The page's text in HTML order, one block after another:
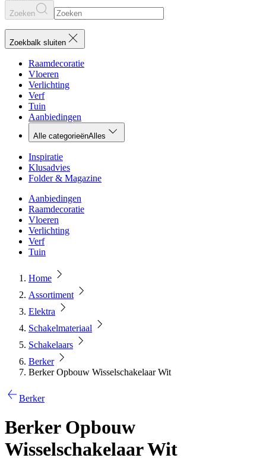
Zoeken
Zoekbalk sluiten
Raamdecoratie
Vloeren
Verlichting
Verf
Tuin
Aanbiedingen
Alle categorieënAlles
Inspiratie
Klusadvies
Folder & Magazine
Aanbiedingen
Raamdecoratie
Vloeren
Verlichting
Verf
Tuin
Home
Assortiment
Elektra
Schakelmateriaal
Schakelaars
Berker
Berker Opbouw Wisselschakelaar Wit
Berker
Berker Opbouw
Wisselschakelaar Wit